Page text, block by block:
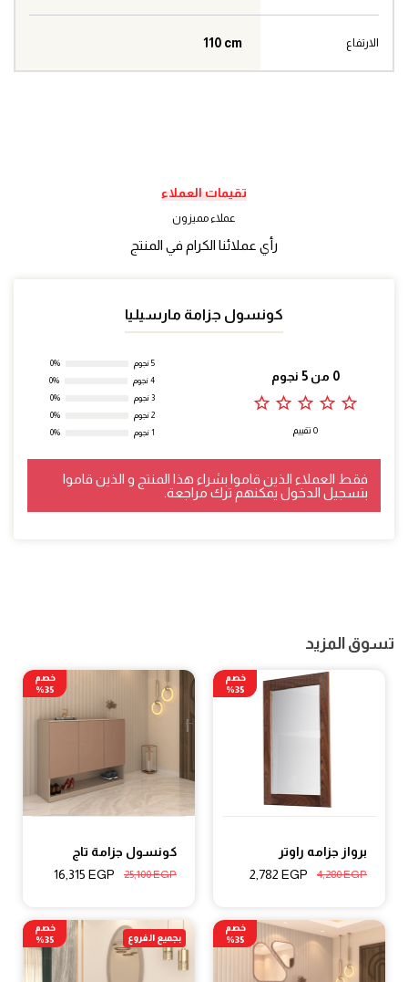
الارتفاع 110 cm
تقيمات العملاء
عملاء مميزون
رأي عملائنا الكرام في المنتج
كونسول جزامة مارسيليا
0 من 5 نجوم
star_outline
star_outline
star_outline
star_outline
star_outline
0 تقييم
5 نجوم
0%
4 نجوم
0%
3 نجوم
0%
2 نجوم
0%
1 نجوم
0%
فقط العملاء الذين قاموا بشراء هذا المنتج و الذين قاموا
بتسجيل الدخول يمكنهم ترك مراجعة.
تسوق المزيد
برواز جزامه راوتر
4,280EGP
2,782 EGP
خصم
35%
كونسول جزامة تاج
25,100EGP
16,315 EGP
خصم
35%
خصم
35%
خصم
35%
بجميع الفروع